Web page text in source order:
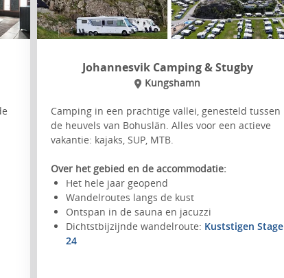
Johannesvik Camping & Stugby
Kungshamn
Camping in een prachtige vallei, genesteld tussen
de heuvels van Bohuslän. Alles voor een actieve
vakantie: kajaks, SUP, MTB.
Over het gebied en de accommodatie:
Het hele jaar geopend
Wandelroutes langs de kust
Ontspan in de sauna en jacuzzi
Dichtstbijzijnde wandelroute: Kuststigen Stage
24